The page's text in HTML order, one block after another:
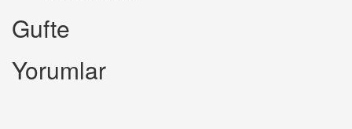
Gufte
Yorumlar